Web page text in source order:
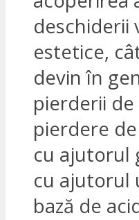
deschiderii
estetice,
devin în
pierderii
pierdere
cu ajutorul
cu ajutorul
bază de